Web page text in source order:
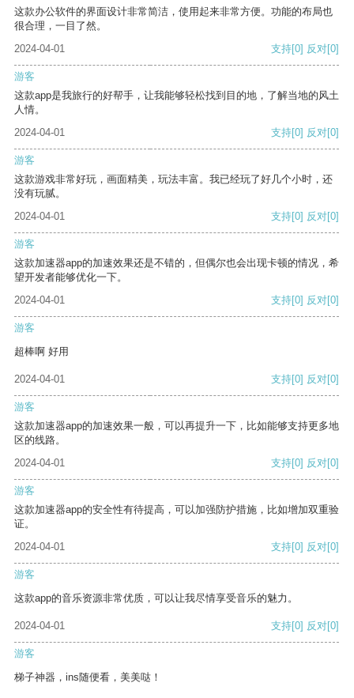
这款办公软件的界面设计非常简洁，使用起来非常方便。功能的布局也
很合理，一目了然。
2024-04-01
支持[0] 反对[0]
游客
这款app是我旅行的好帮手，让我能够轻松找到目的地，了解当地的风土
人情。
2024-04-01
支持[0] 反对[0]
游客
这款游戏非常好玩，画面精美，玩法丰富。我已经玩了好几个小时，还
没有玩腻。
2024-04-01
支持[0] 反对[0]
游客
这款加速器app的加速效果还是不错的，但偶尔也会出现卡顿的情况，希
望开发者能够优化一下。
2024-04-01
支持[0] 反对[0]
游客
超棒啊 好用
2024-04-01 支持[0] 反对[0]
游客
这款加速器app的加速效果一般，可以再提升一下，比如能够支持更多地
区的线路。
2024-04-01
支持[0] 反对[0]
游客
这款加速器app的安全性有待提高，可以加强防护措施，比如增加双重验
证。
2024-04-01
支持[0] 反对[0]
游客
这款app的音乐资源非常优质，可以让我尽情享受音乐的魅力。
2024-04-01 支持[0] 反对[0]
游客
梯子神器，ins随便看，美美哒！